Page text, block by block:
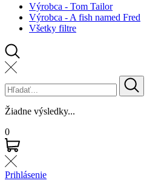
Výrobca - Tom Tailor
Výrobca - A fish named Fred
Všetky filtre
Žiadne výsledky...
0
Prihlásenie